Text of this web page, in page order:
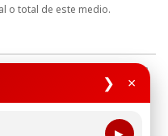
❯ ×
o total de este medio.
de Autor y Propiedad Intelectual
de Tratamiento de Datos